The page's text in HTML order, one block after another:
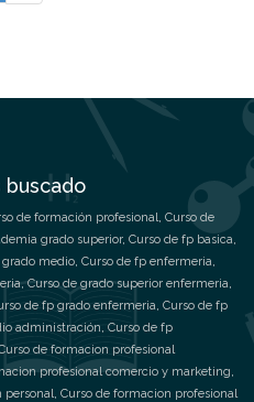
de formación profesional, Curso de
grado superior, Curso de fp basica,
grado medio, Curso de fp enfermeria,
,Curso de grado superior enfermeria,
de fp grado enfermeria, Curso de fp
administración, Curso de fp
de formacion profesional
profesional comercio y marketing,
personal, Curso de formacion profesional